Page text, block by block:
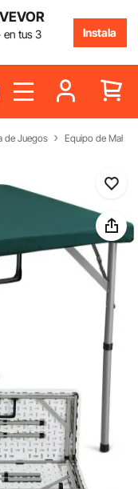
en tus 3
Instala
de Juegos Equipo de